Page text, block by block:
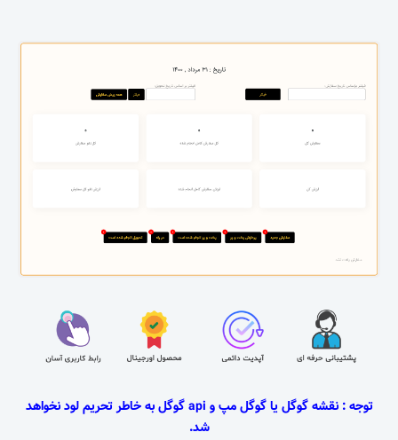
توجه : نقشه گوگل یا گوگل مپ و api گوگل به خاطر تحریم لود نخواهد
شد.